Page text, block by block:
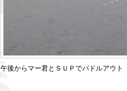
午後からマー君とＳＵＰでパドルアウト